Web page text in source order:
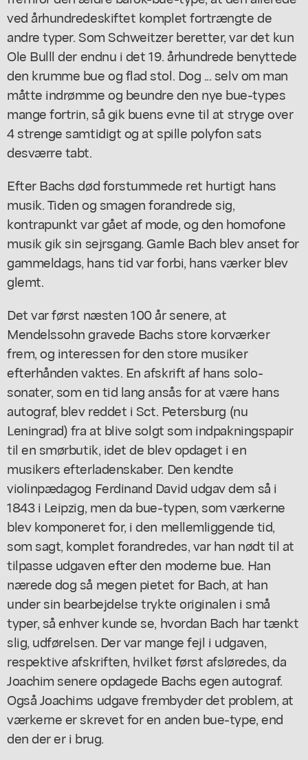
ved århundredeskiftet komplet fortrængte de
andre typer. Som Schweitzer beretter, var det kun
Ole Bulll der endnu i det 19. århundrede benyttede
den krumme bue og flad stol. Dog ... selv om man
måtte indrømme og beundre den nye bue-types
mange fortrin, så gik buens evne til at stryge over
4 strenge samtidigt og at spille polyfon sats
desværre tabt.
Efter Bachs død forstummede ret hurtigt hans
musik. Tiden og smagen forandrede sig,
kontrapunkt var gået af mode, og den homofone
musik gik sin sejrsgang. Gamle Bach blev anset for
gammeldags, hans tid var forbi, hans værker blev
glemt.
Det var først næsten 100 år senere, at
Mendelssohn gravede Bachs store korværker
frem, og interessen for den store musiker
efterhånden vaktes. En afskrift af hans solo-
sonater, som en tid lang ansås for at være hans
autograf, blev reddet i Sct. Petersburg (nu
Leningrad) fra at blive solgt som indpakningspapir
til en smørbutik, idet de blev opdaget i en
musikers efterladenskaber. Den kendte
violinpædagog Ferdinand David udgav dem så i
1843 i Leipzig, men da bue-typen, som værkerne
blev komponeret for, i den mellemliggende tid,
som sagt, komplet forandredes, var han nødt til at
tilpasse udgaven efter den moderne bue. Han
nærede dog så megen pietet for Bach, at han
under sin bearbejdelse trykte originalen i små
typer, så enhver kunde se, hvordan Bach har tænkt
slig, udførelsen. Der var mange fejl i udgaven,
respektive afskriften, hvilket først afsløredes, da
Joachim senere opdagede Bachs egen autograf.
Også Joachims udgave frembyder det problem, at
værkerne er skrevet for en anden bue-type, end
den der er i brug.